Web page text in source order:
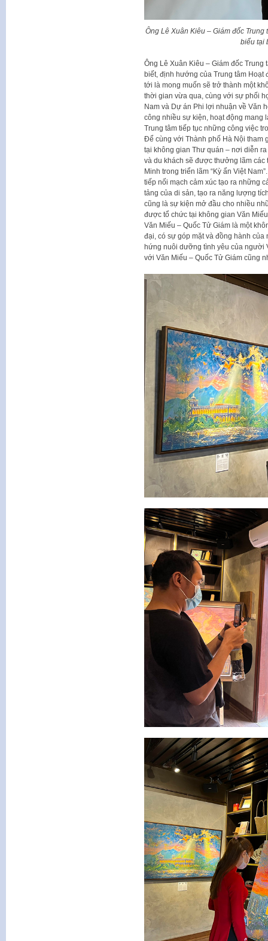
Ông Lê Xuân Kiêu – Giám đốc
biểu tại
Ông Lê Xuân Kiêu – Giám đốc Trung
biết, định hướng của Trung tâm Hoạt
tới là mong muốn sẽ trở thành một
thời gian vừa qua, cùng với sự phối
Nam và Dự án Phi lợi nhuận về Văn
công nhiều sự kiện, hoạt động mang
Trung tâm tiếp tục những công việc
Để cùng với Thành phố Hà Nội tham
tại không gian Thư quán – nơi diễn
và du khách sẽ được thưởng lãm các
Minh trong triển lãm “Kỳ ẩn Việt
tiếp nối mạch cảm xúc tạo ra những
tảng của di sản, tạo ra năng lượng
cũng là sự kiện mở đầu cho nhiều
được tổ chức tại không gian Văn
Văn Miếu – Quốc Tử Giám là một
đại, có sự góp mặt và đồng hành
hứng nuôi dưỡng tình yêu của người
với Văn Miếu – Quốc Tử Giám cũng